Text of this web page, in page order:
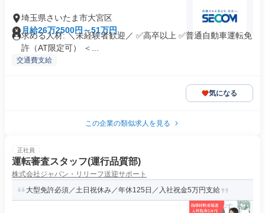
埼玉県さいたま市大宮区
月給26万2500円～51万円
求める人材: ＼未経験者歓迎／ ✅高卒以上 ✅普通自動車運転免
許（AT限定可） ＜...
交通費支給
気になる
この企業の類似求人を見る
正社員
運転審査スタッフ(運行品質部)
株式会社ジャパン・リリーフ送迎サポート
大型免許必須／土日祝休み／年休125日／入社祝金5万円支給